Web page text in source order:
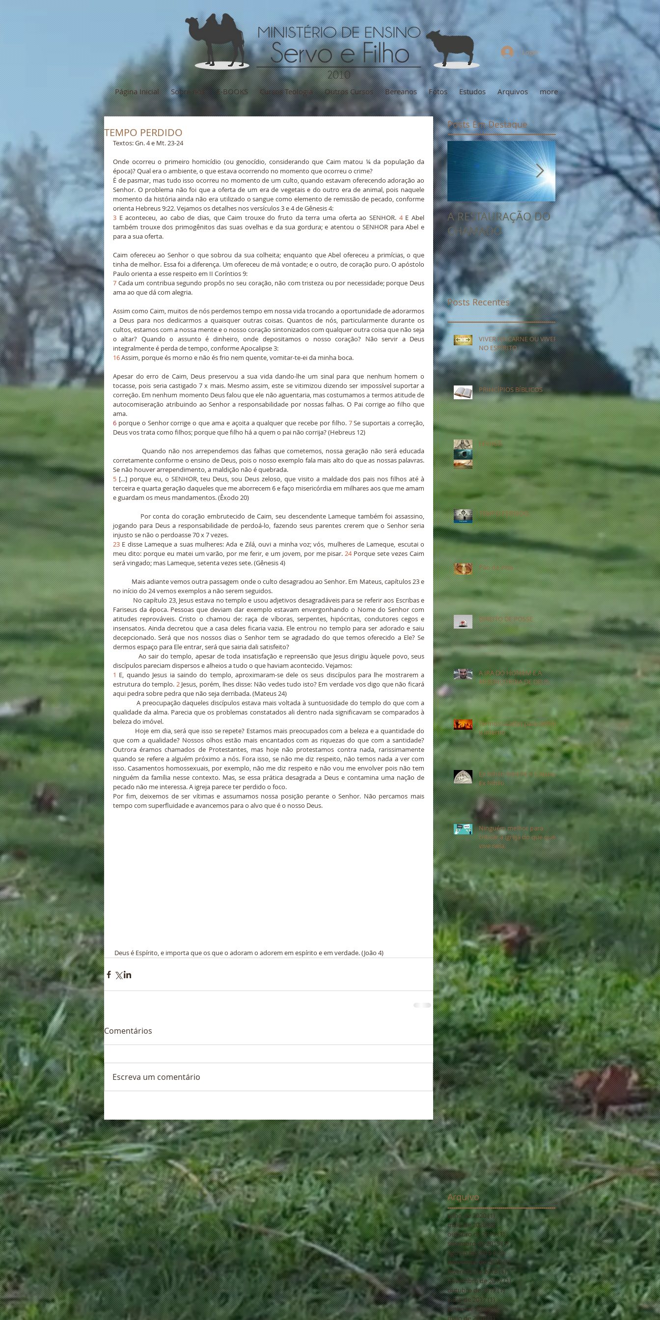
Página Inicial Sobre nós E-BOOKS Cursos Teologia Outros Cursos Bereanos Fotos Estudos Arquivos more
Login
TEMPO PERDIDO
Textos: Gn. 4 e Mt. 23-24
Onde ocorreu o primeiro homicídio (ou genocídio, considerando que Caim matou ¼ da população da
época)? Qual era o ambiente, o que estava ocorrendo no momento que ocorreu o crime?
É de pasmar, mas tudo isso ocorreu no momento de um culto, quando estavam oferecendo adoração ao
Senhor. O problema não foi que a oferta de um era de vegetais e do outro era de animal, pois naquele
momento da história ainda não era utilizado o sangue como elemento de remissão de pecado, conforme
orienta Hebreus 9:22. Vejamos os detalhes nos versículos 3 e 4 de Gênesis 4:
3 E aconteceu, ao cabo de dias, que Caim trouxe do fruto da terra uma oferta ao SENHOR. 4 E Abel
também trouxe dos primogênitos das suas ovelhas e da sua gordura; e atentou o SENHOR para Abel e
para a sua oferta.
Caim ofereceu ao Senhor o que sobrou da sua colheita; enquanto que Abel ofereceu a primícias, o que
tinha de melhor. Essa foi a diferença. Um ofereceu de má vontade; e o outro, de coração puro. O apóstolo
Paulo orienta a esse respeito em II Coríntios 9:
7 Cada um contribua segundo propôs no seu coração, não com tristeza ou por necessidade; porque Deus
ama ao que dá com alegria.
Assim como Caim, muitos de nós perdemos tempo em nossa vida trocando a oportunidade de adorarmos
a Deus para nos dedicarmos a quaisquer outras coisas. Quantos de nós, particularmente durante os
cultos, estamos com a nossa mente e o nosso coração sintonizados com qualquer outra coisa que não seja
o altar? Quando o assunto é dinheiro, onde depositamos o nosso coração? Não servir a Deus
integralmente é perda de tempo, conforme Apocalipse 3:
16 Assim, porque és morno e não és frio nem quente, vomitar-te-ei da minha boca.
Apesar do erro de Caim, Deus preservou a sua vida dando-lhe um sinal para que nenhum homem o
tocasse, pois seria castigado 7 x mais. Mesmo assim, este se vitimizou dizendo ser impossível suportar a
correção. Em nenhum momento Deus falou que ele não aguentaria, mas costumamos a termos atitude de
autocomiseração atribuindo ao Senhor a responsabilidade por nossas falhas. O Pai corrige ao filho que
ama.
6 porque o Senhor corrige o que ama e açoita a qualquer que recebe por filho. 7 Se suportais a correção,
Deus vos trata como filhos; porque que filho há a quem o pai não corrija? (Hebreus 12)
corretamente conforme o ensino de Deus, pois o nosso exemplo fala mais alto do que as nossas palavras.
Se não houver arrependimento, a maldição não é quebrada.
5 [...] porque eu, o SENHOR, teu Deus, sou Deus zeloso, que visito a maldade dos pais nos filhos até à
terceira e quarta geração daqueles que me aborrecem 6 e faço misericórdia em milhares aos que me amam
e guardam os meus mandamentos. (Êxodo 20)
jogando para Deus a responsabilidade de perdoá-lo, fazendo seus parentes crerem que o Senhor seria
injusto se não o perdoasse 70 x 7 vezes.
23 E disse Lameque a suas mulheres: Ada e Zilá, ouvi a minha voz; vós, mulheres de Lameque, escutai o
meu dito: porque eu matei um varão, por me ferir, e um jovem, por me pisar. 24 Porque sete vezes Caim
será vingado; mas Lameque, setenta vezes sete. (Gênesis 4)
no início do 24 vemos exemplos a não serem seguidos.
Fariseus da época. Pessoas que deviam dar exemplo estavam envergonhando o Nome do Senhor com
atitudes reprováveis. Cristo o chamou de: raça de víboras, serpentes, hipócritas, condutores cegos e
insensatos. Ainda decretou que a casa deles ficaria vazia. Ele entrou no templo para ser adorado e saiu
decepcionado. Será que nos nossos dias o Senhor tem se agradado do que temos oferecido a Ele? Se
dermos espaço para Ele entrar, será que sairia dali satisfeito?
discípulos pareciam dispersos e alheios a tudo o que haviam acontecido. Vejamos:
1 E, quando Jesus ia saindo do templo, aproximaram-se dele os seus discípulos para lhe mostrarem a
estrutura do templo. 2 Jesus, porém, lhes disse: Não vedes tudo isto? Em verdade vos digo que não ficará
aqui pedra sobre pedra que não seja derribada. (Mateus 24)
qualidade da alma. Parecia que os problemas constatados ali dentro nada significavam se comparados à
beleza do imóvel.
que com a qualidade? Nossos olhos estão mais encantados com as riquezas do que com a santidade?
Outrora éramos chamados de Protestantes, mas hoje não protestamos contra nada, rarissimamente
quando se refere a alguém próximo a nós. Fora isso, se não me diz respeito, não temos nada a ver com
isso. Casamentos homossexuais, por exemplo, não me diz respeito e não vou me envolver pois não tem
ninguém da família nesse contexto. Mas, se essa prática desagrada a Deus e contamina uma nação de
pecado não me interessa. A igreja parece ter perdido o foco.
Por fim, deixemos de ser vítimas e assumamos nossa posição perante o Senhor. Não percamos mais
tempo com superfluidade e avancemos para o alvo que é o nosso Deus.
Deus é Espírito, e importa que os que o adoram o adorem em espírito e em verdade. (João 4)
Comentários
Escreva um comentário
Posts Em Destaque
A RESTAURAÇÃO DO
CHAMADO
UM LÍDER ENFERMO
NÃO PODE GERAR
CURA
Posts Recentes
VIVER NA CARNE OU VIVER
NO ESPÍRITO
PRINCÍPIOS BÍBLICOS
LEVIATÃ
TEMPO PERDIDO
Pão da Vida
DIREITO DE POSSE
A IRA DO HOMEM E A
MISERICÓRDIA DE DEUS
Termos usados para definir
o inferno
Ex Nihilo Nihil Fit x Creatio
Ex Nihilo
Ninguém melhor para
criticar a igreja do que quem
vive nela.
Arquivo
julho de 2020(1)1 post
maio de 2020(2)2 posts
outubro de 2019(1)1 post
setembro de 2019(1)1 post
agosto de 2019(13)13 posts
dezembro de 2018(1)1 post
fevereiro de 2018(1)1 post
novembro de 2017(1)1 post
outubro de 2017(1)1 post
julho de 2017(1)1 post
junho de 2016(1)1 post
maio de 2016(1)1 post